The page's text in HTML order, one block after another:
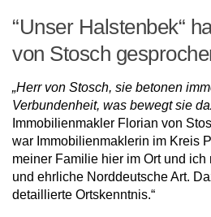
“Unser Halstenbek“
von Stosch
„Herr von Stosch, sie betonen
Verbundenheit, was bewegt sie
Immobilienmakler Florian von
war Immobilienmaklerin im Kreis
meiner Familie hier im Ort und
und ehrliche Norddeutsche Art.
detaillierte Ortskenntnis.“